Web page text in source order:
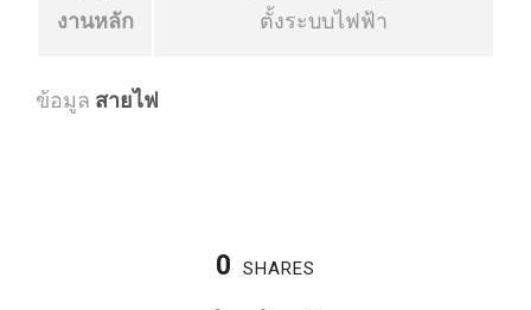
งานหลัก
ตั้งระบบไฟฟ้า
ข้อมูล สายไฟ
0 SHARES